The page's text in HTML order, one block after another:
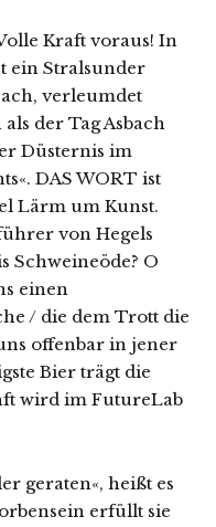
Kraft voraus! In
ein Stralsunder
verleumdet
der Tag Asbach
Düsternis im
DAS WORT ist
Lärm um Kunst.
von Hegels
Schweineöde? O
einen
/ die dem Trott die
offenbar in jener
Bier trägt die
wird im FutureLab
geraten«, heißt es
erfüllt sie